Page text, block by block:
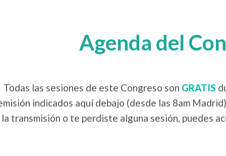
Agenda del
Todas las sesiones de este Congreso son GRATIS
indicados aquí debajo (desde las 8am
la transmisión o te perdiste alguna sesión, puedes